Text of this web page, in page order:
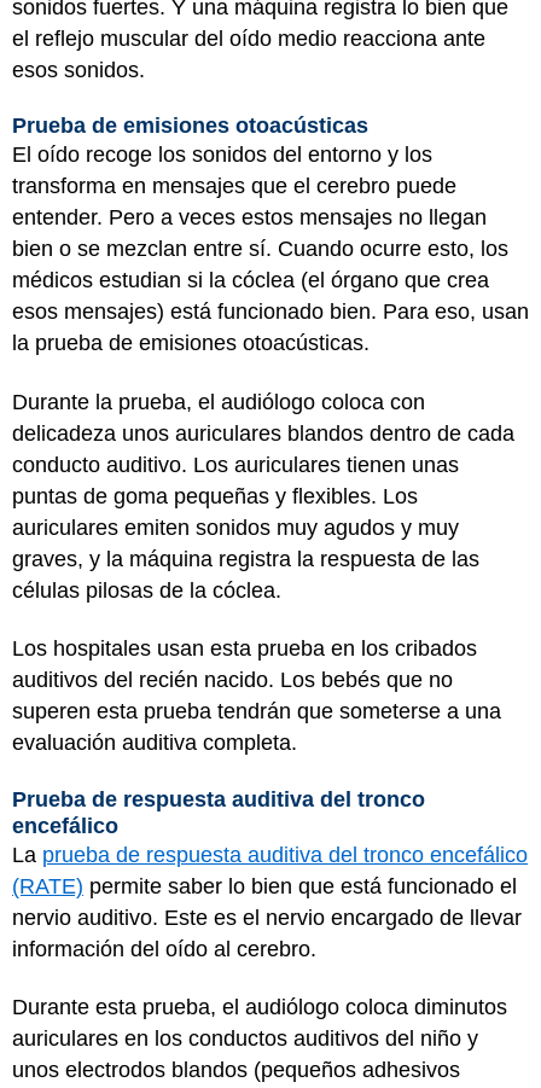
sonidos fuertes. Y una máquina registra lo bien que
el reflejo muscular del oído medio reacciona ante
esos sonidos.
Prueba de emisiones otoacústicas
El oído recoge los sonidos del entorno y los
transforma en mensajes que el cerebro puede
entender. Pero a veces estos mensajes no llegan
bien o se mezclan entre sí. Cuando ocurre esto, los
médicos estudian si la cóclea (el órgano que crea
esos mensajes) está funcionado bien. Para eso, usan
la prueba de emisiones otoacústicas.
Durante la prueba, el audiólogo coloca con
delicadeza unos auriculares blandos dentro de cada
conducto auditivo. Los auriculares tienen unas
puntas de goma pequeñas y flexibles. Los
auriculares emiten sonidos muy agudos y muy
graves, y la máquina registra la respuesta de las
células pilosas de la cóclea.
Los hospitales usan esta prueba en los cribados
auditivos del recién nacido. Los bebés que no
superen esta prueba tendrán que someterse a una
evaluación auditiva completa.
Prueba de respuesta auditiva del tronco
encefálico
La prueba de respuesta auditiva del tronco encefálico
(RATE) permite saber lo bien que está funcionado el
nervio auditivo. Este es el nervio encargado de llevar
información del oído al cerebro.
Durante esta prueba, el audiólogo coloca diminutos
auriculares en los conductos auditivos del niño y
unos electrodos blandos (pequeños adhesivos